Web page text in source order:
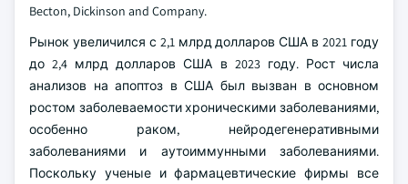
Becton, Dickinson and Company.
Рынок увеличился с 2,1 млрд долларов США в 2021 году
до 2,4 млрд долларов США в 2023 году. Рост числа
анализов на апоптоз в США был вызван в основном
ростом заболеваемости хроническими заболеваниями,
особенно раком, нейродегенеративными
заболеваниями и аутоиммунными заболеваниями.
Поскольку ученые и фармацевтические фирмы все